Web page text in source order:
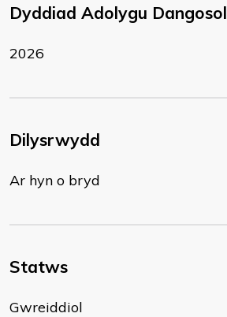
Dyddiad Adolygu Dangosol
2026
Dilysrwydd
Ar hyn o bryd
Statws
Gwreiddiol